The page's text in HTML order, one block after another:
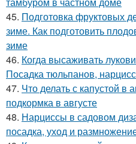
45. Подготовка фруктовых
зиме. Как подготовить
зиме
46. Когда высаживать
Посадка тюльпанов,
47. Что делать с капустой в
подкормка в августе
48. Нарциссы в садовом
посадка, уход и